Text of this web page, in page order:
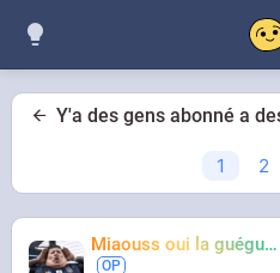
Y'a des gens abonné a
1 2
Miaouss oui la guéguérre